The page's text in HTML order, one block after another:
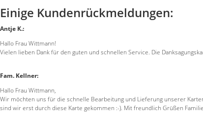
Einige Kundenrückmeldungen:
Antje K.:
Hallo Frau Wittmann!
Vielen lieben Dank für den guten und schnellen Service. Die
Fam. Kellner:
Hallo Frau Wittmann,
Wir möchten uns für die schnelle Bearbeitung und Lieferung unserer
sind wir erst durch diese Karte gekommen :-). Mit freundlich Grüßen